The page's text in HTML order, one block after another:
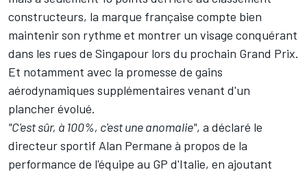
constructeurs, la marque française compte bien
maintenir son rythme et montrer un visage conquérant
dans les rues de Singapour lors du prochain Grand Prix.
Et notamment avec la promesse de gains
aérodynamiques supplémentaires venant d'un
plancher évolué.
"C'est sûr, à 100%, c'est une anomalie", a déclaré le
directeur sportif Alan Permane à propos de la
performance de l'équipe au GP d'Italie, en ajoutant